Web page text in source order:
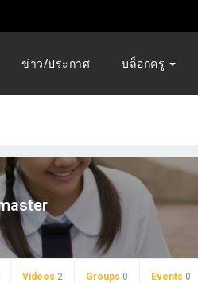
ข่าว/ประกาศ บล็อกครู
Videos 2 Groups 0 Events 0